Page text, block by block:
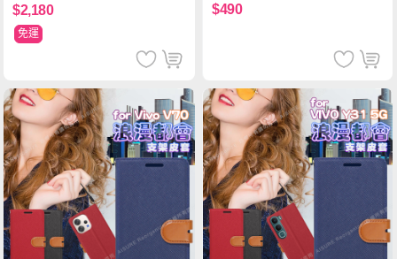
$2,180
免運
$490